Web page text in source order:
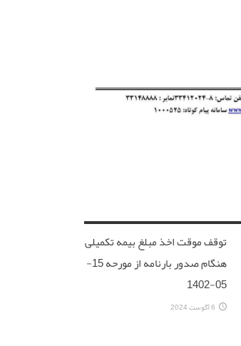
توقف موقت اخذ مبلغ بیمه تکمیلی
هنگام صدور بارنامه از مورحه 15-
05-1402
6 آگوست 2024